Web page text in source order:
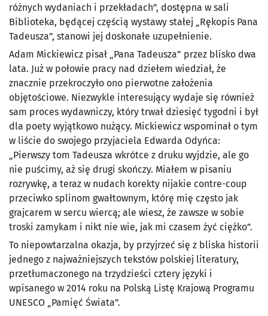
różnych wydaniach i przekładach”, dostępna w sali
Biblioteka, będącej częścią wystawy stałej „Rękopis Pana
Tadeusza”, stanowi jej doskonałe uzupełnienie.
Adam Mickiewicz pisał „Pana Tadeusza” przez blisko dwa
lata. Już w połowie pracy nad dziełem wiedział, że
znacznie przekroczyło ono pierwotne założenia
objętościowe. Niezwykle interesujący wydaje się również
sam proces wydawniczy, który trwał dziesięć tygodni i był
dla poety wyjątkowo nużący. Mickiewicz wspominał o tym
w liście do swojego przyjaciela Edwarda Odyńca:
„Pierwszy tom Tadeusza wkrótce z druku wyjdzie, ale go
nie puścimy, aż się drugi skończy. Miałem w pisaniu
rozrywkę, a teraz w nudach korekty nijakie contre-coup
przeciwko splinom gwałtownym, którę mię często jak
grajcarem w sercu wiercą; ale wiesz, że zawsze w sobie
troski zamykam i nikt nie wie, jak mi czasem żyć ciężko”.
To niepowtarzalna okazja, by przyjrzeć się z bliska historii
jednego z najważniejszych tekstów polskiej literatury,
przetłumaczonego na trzydzieści cztery języki i
wpisanego w 2014 roku na Polską Listę Krajową Programu
UNESCO „Pamięć Świata”.